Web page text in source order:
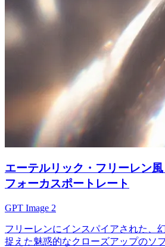
エーテルリック・フリーレン
フォーカスポートレート
GPT Image 2
フリーレンにインスパイアされた、
捉えた魅惑的なクローズアップのソ